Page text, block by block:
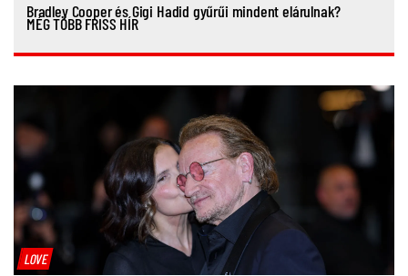
Bradley Cooper és Gigi Hadid gyűrűi mindent elárulnak?
MÉG TÖBB FRISS HÍR
LOVE